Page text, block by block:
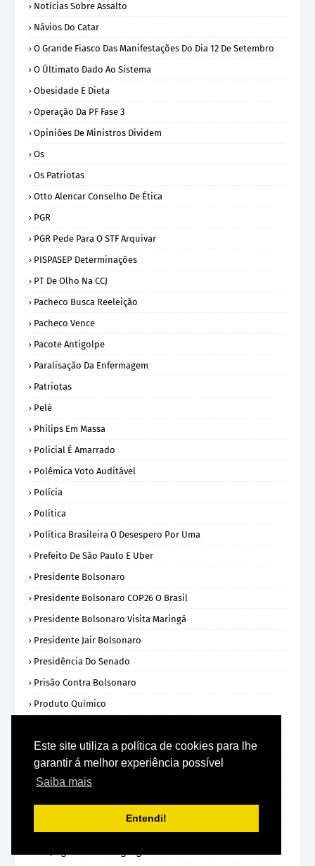
Este site utiliza a política de cookies para lhe
garantir á melhor experiência possível
Saiba mais
Entendi!
Notícias Sobre Assalto
Návios Do Catar
O Grande Fiasco Das Manifestações Do Dia 12 De Setembro
O Últimato Dado Ao Sistema
Obesidade E Dieta
Operação Da PF Fase 3
Opiniões De Ministros Dividem
Os
Os Patriotas
Otto Alencar Conselho De Ética
PGR
PGR Pede Para O STF Arquivar
PISPASEP Determinações
PT De Olho Na CCJ
Pacheco Busca Reeleição
Pacheco Vence
Pacote Antigolpe
Paralisação Da Enfermagem
Patriotas
Pelé
Philips Em Massa
Policial É Amarrado
Polêmica Voto Auditável
Polícia
Política
Política Brasileira O Desespero Por Uma
Prefeito De São Paulo E Uber
Presidente Bolsonaro
Presidente Bolsonaro COP26 O Brasil
Presidente Bolsonaro Visita Maringá
Presidente Jair Bolsonaro
Presidência Do Senado
Prisão Contra Bolsonaro
Produto Químico
Revisão Do FGTS
Romeu Zema
Rússia E Otan
STF Julga O FGTS